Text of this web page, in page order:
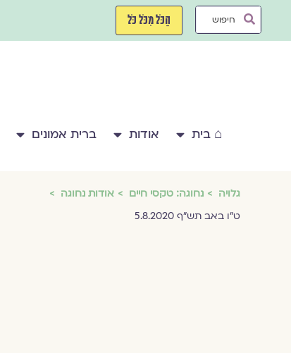
Search
הַכֹּל מִכֹּל כֹּל
⌂ בית אודות ברית אמונים
גלויה נחוגה: טקסי חיים
אודות נחוגה
ט"ו באב תש"ף 5.8.2020